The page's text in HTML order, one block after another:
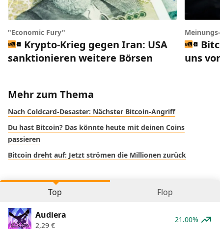
"Economic Fury"
Krypto-Krieg gegen Iran: USA
sanktionieren weitere Börsen
uns
Mehr zum Thema
Nach Coldcard-Desaster: Nächster Bitcoin-Angriff
Du hast Bitcoin? Das könnte heute mit deinen Coins
passieren
Bitcoin dreht auf: Jetzt strömen die Millionen zurück
Top Flop
Audiera
2,29 €
21.00%